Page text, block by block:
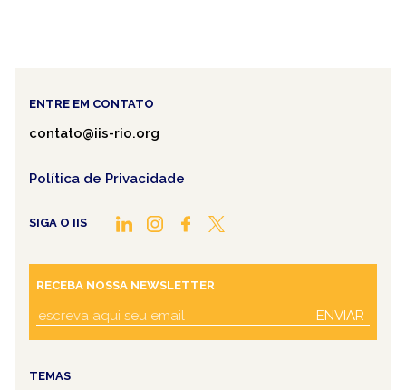
ENTRE EM CONTATO
contato@iis-rio.org
Política de Privacidade
SIGA O IIS
RECEBA NOSSA NEWSLETTER
ENVIAR
TEMAS